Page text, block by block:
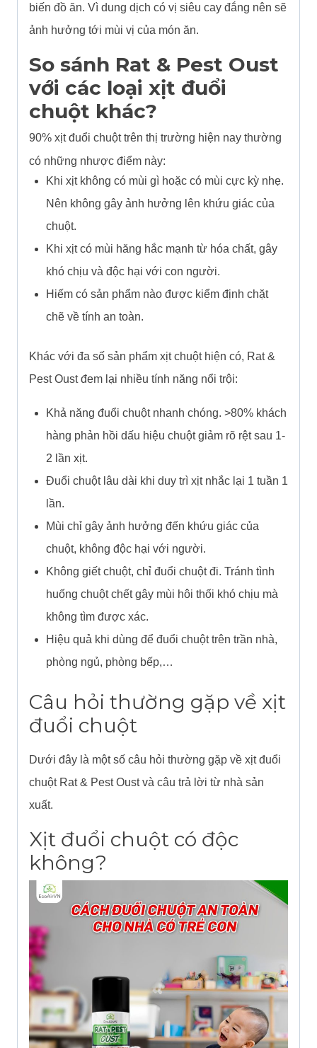
biến đồ ăn. Vì dung dịch có vị siêu cay đắng nên sẽ
ảnh hưởng tới mùi vị của món ăn.
So sánh Rat & Pest Oust
với các loại xịt đuổi
chuột khác?
90% xịt đuổi chuột trên thị trường hiện nay thường
có những nhược điểm này:
Khi xịt không có mùi gì hoặc có mùi cực kỳ nhẹ.
Nên không gây ảnh hưởng lên khứu giác của
chuột.
Khi xịt có mùi hăng hắc mạnh từ hóa chất, gây
khó chịu và độc hại với con người.
Hiếm có sản phẩm nào được kiểm định chặt
chẽ về tính an toàn.
Khác với đa số sản phẩm xịt chuột hiện có, Rat &
Pest Oust đem lại nhiều tính năng nổi trội:
Khả năng đuổi chuột nhanh chóng. >80% khách
hàng phản hồi dấu hiệu chuột giảm rõ rệt sau 1-
2 lần xịt.
Đuổi chuột lâu dài khi duy trì xịt nhắc lại 1 tuần 1
lần.
Mùi chỉ gây ảnh hưởng đến khứu giác của
chuột, không độc hại với người.
Không giết chuột, chỉ đuổi chuột đi. Tránh tình
huống chuột chết gây mùi hôi thối khó chịu mà
không tìm được xác.
Hiệu quả khi dùng để đuổi chuột trên trần nhà,
phòng ngủ, phòng bếp,…
Câu hỏi thường gặp về xịt
đuổi chuột
Dưới đây là một số câu hỏi thường gặp về xịt đuổi
chuột Rat & Pest Oustvà câu trả lời từ nhà sản
xuất.
Xịt đuổi chuột có độc
không?